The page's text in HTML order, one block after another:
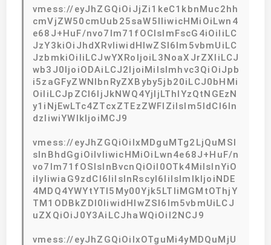
vmess://eyJhZGQiOiJjZi1keC1kbnMuc2hh
cmVjZW50cmUub25saW5lIiwicHMiOiLwn4
e68J+HuF/nvo7lm71fOCIsImFscG4iOiIiLC
JzY3kiOiJhdXRvIiwidHlwZSI6Im5vbmUiLC
JzbmkiOiIiLCJwYXRoIjoiL3NoaXJrZXIiLCJ
wb3J0IjoiODAiLCJ2IjoiMiIsImhvc3QiOiJpb
i5zaGFyZWNlbnRyZXByby5jb20iLCJ0bHMi
OiIiLCJpZCI6IjJkNWQ4YjljLThlYzQtNGEzN
y1iNjEwLTc4ZTcxZTEzZWFlZiIsIm5ldCI6In
dzIiwiYWlkIjoiMCJ9
vmess://eyJhZGQiOiIxMDguMTg2LjQuMSI
sInBhdGgiOiIvIiwicHMiOiLwn4e68J+HuF/n
vo7lm71fOSIsInBvcnQiOiI0OTk4MiIsInYiO
iIyIiwiaG9zdCI6IiIsInRscyI6IiIsImlkIjoiNDE
4MDQ4YWYtYTI5My00Yjk5LTliMGMtOThjY
TM1ODBkZDI0IiwidHlwZSI6Im5vbmUiLCJ
uZXQiOiJ0Y3AiLCJhaWQiOiI2NCJ9
vmess://eyJhZGQiOiIxOTguMi4yMDQuMjU